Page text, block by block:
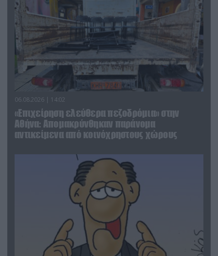
06.08.2026 | 14:02
«Επιχείρηση ελεύθερα πεζοδρόμια» στην
Αθήνα: Απομακρύνθηκαν παράνομα
αντικείμενα από κοινόχρηστους χώρους